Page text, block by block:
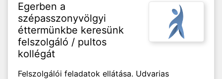
Egerben a
szépasszonyvölgyi
éttermünkbe keresünk
felszolgáló / pultos
kollégát
Felszolgálói feladatok ellátása. Udvarias